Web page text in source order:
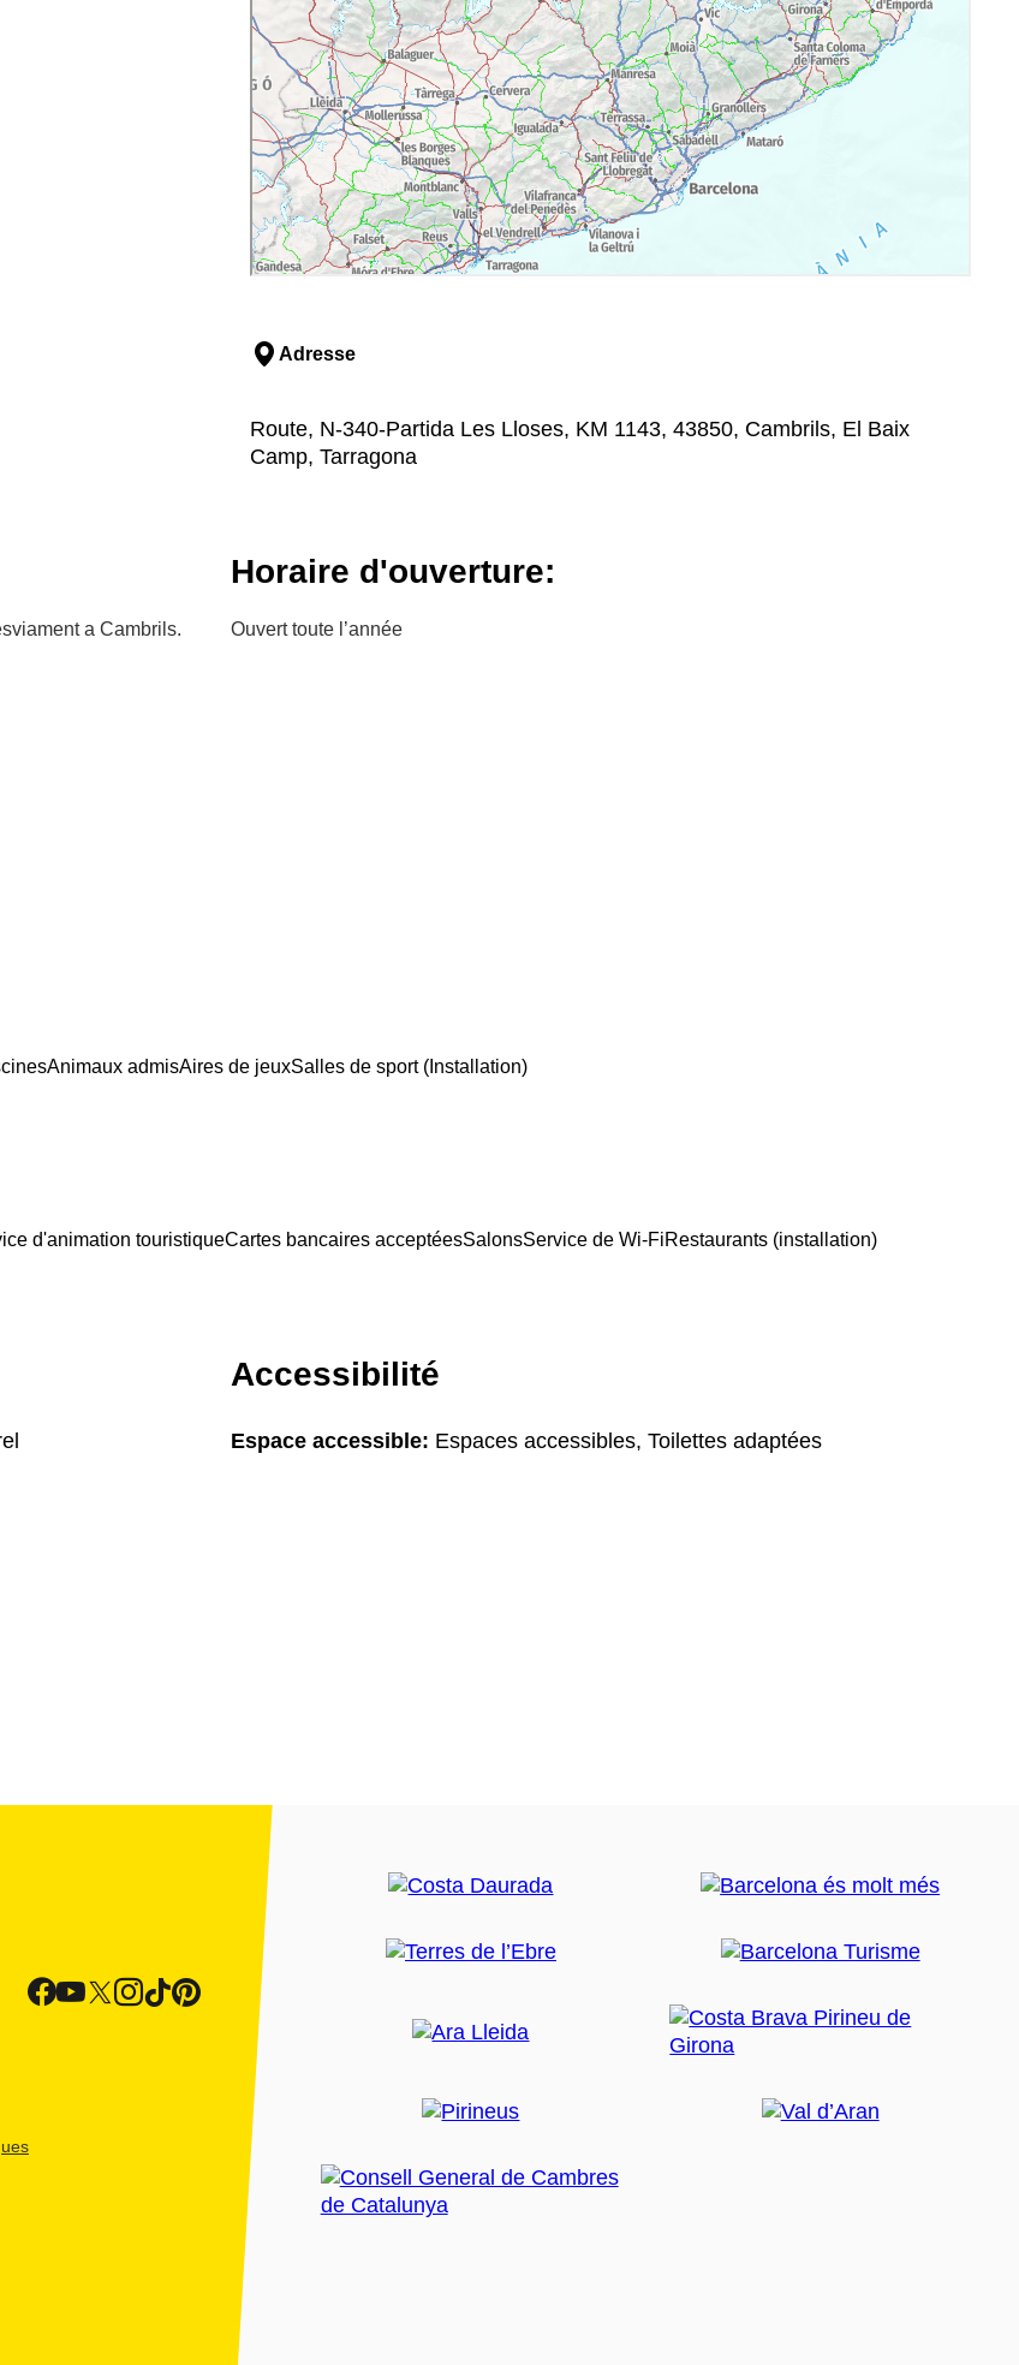
Adresse
Route, N-340-Partida Les Lloses, KM 1143, 43850, Cambrils, El Baix
Camp, Tarragona
a Cambrils.
Horaire d'ouverture:
Ouvert toute l’année
Animaux admisAires de jeuxSalles de sport (Installation)
d'animation touristiqueCartes bancaires acceptéesSalonsService de Wi-FiRestaurants (installation)
Accessibilité
Espace accessible: Espaces accessibles, Toilettes adaptées